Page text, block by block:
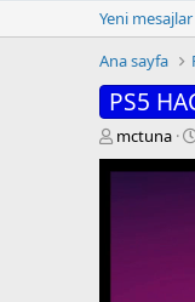
Yeni mesajlar
Ana sayfa
PS5
K
o
n
mctuna